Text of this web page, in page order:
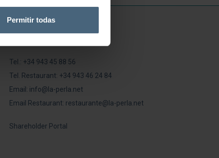
Permitir todas
LA PERLA
Tel.: +34 943 45 88 56
Tel. Restaurant: +34 943 46 24 84
Email: info@la-perla.net
Email Restaurant: restaurante@la-perla.net
Shareholder Portal